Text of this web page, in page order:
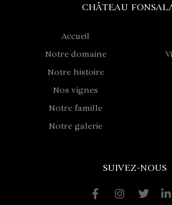
CHÂTEAU
Accueil
Notre domaine
Notre histoire
Nos vignes
Notre famille
Notre galerie
SUIVEZ-NOUS